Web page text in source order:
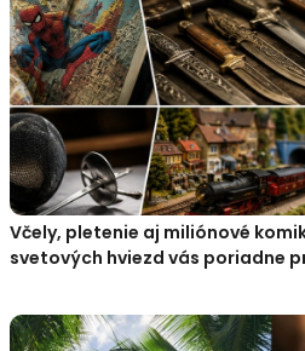
Včely, pletenie aj miliónové
svetových hviezd vás poriadne